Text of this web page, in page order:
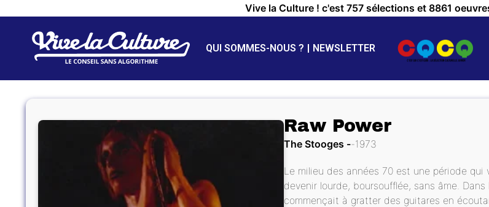
Vive la Culture ! c'est 757 sélections et 8861
QUI SOMMES-NOUS ? NEWSLETTER
Raw Power
The Stooges 1973
Le milieu des années 70 est une période qui
devenir lourde, boursoufflée, sans âme.
commençait à gratter des guitares en